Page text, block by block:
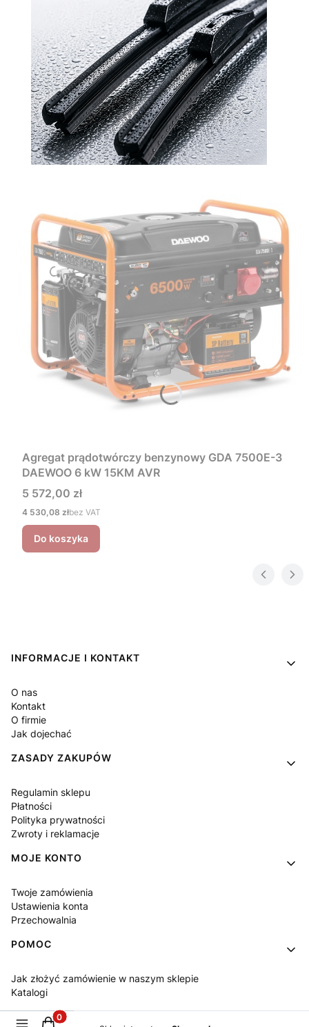
Agregat prądotwórczy benzynowy GDA 7500E-3
DAEWOO 6 kW 15KM AVR
Cena
5 572,00 zł
Cena
4 530,08 złbez VAT
Do koszyka
Linki w stopce
INFORMACJE I KONTAKT
O nas
Kontakt
O firmie
Jak dojechać
ZASADY ZAKUPÓW
Regulamin sklepu
Płatności
Polityka prywatności
Zwroty i reklamacje
MOJE KONTO
Twoje zamówienia
Ustawienia konta
Przechowalnia
POMOC
Jak złożyć zamówienie w naszym sklepie
Katalogi
Produkty w koszyku: 0. Zobacz szczegóły